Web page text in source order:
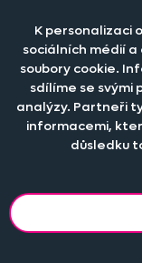
Staňte se členem
Objevte slevy pro
Obchodní podmínky
Nastavení cookies
Katalog zdarma
Jak prát záclony a
Jak prát povlečení a
Informace o
Šití záclon a závěsů
PRODEJNÍ ODDĚLENÍ -
po-pá 7:30 - 16:00
Tel.:777 111 818
e-mail:
reklamace:
K personalizaci
sociálních médií
soubory cookie.
sdílíme se svými
analýzy. Partneři
informacemi,
důsledku